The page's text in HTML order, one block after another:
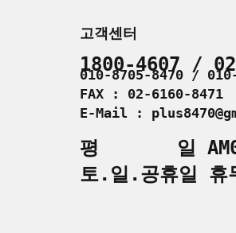
고객센터
1800-4607 /
010-8705-8470 /
FAX : 02-6160-8471
E-Mail :
평 일
토.일.공휴일 휴